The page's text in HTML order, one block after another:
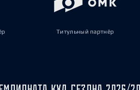
Титульный партнёр